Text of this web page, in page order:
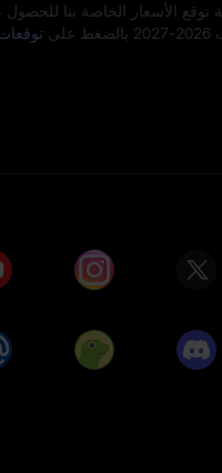
الأسعار الخاصة بنا للحصول